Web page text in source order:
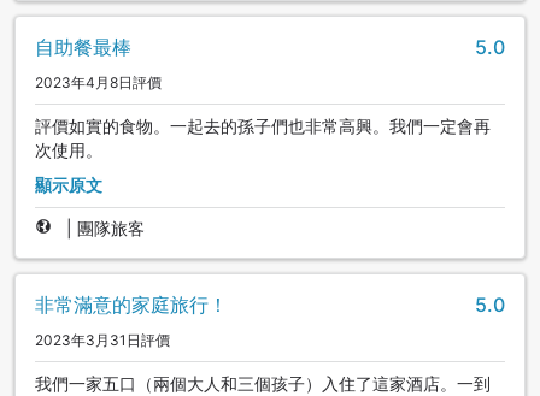
自助餐最棒 5.0
2023年4月8日評價
評價如實的食物。一起去的孫子們也非常高興。我們一定會再
次使用。
顯示原文
團隊旅客
非常滿意的家庭旅行！ 5.0
2023年3月31日評價
我們一家五口（兩個大人和三個孩子）入住了這家酒店。一到